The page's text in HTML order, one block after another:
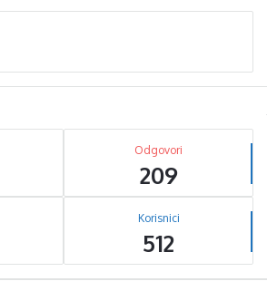
Odgovori
209
Korisnici
512